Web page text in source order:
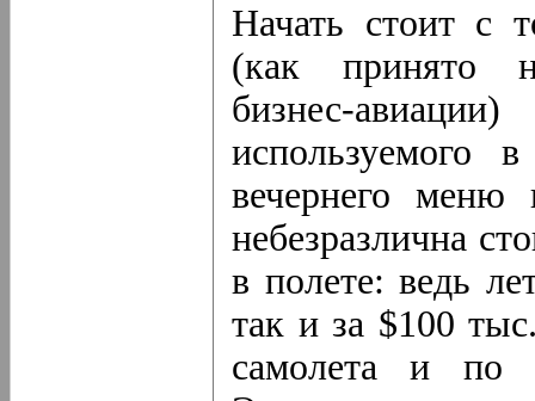
Начать стоит с
(как принято
бизнес-
используемого
вечернего
небезразлична
в полете: ведь
так и за $100
самолета и по